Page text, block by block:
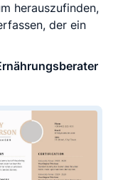
herauszufinden,
der ein